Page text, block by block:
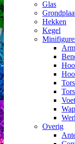
Glas
Hekken
Kegel
Overig